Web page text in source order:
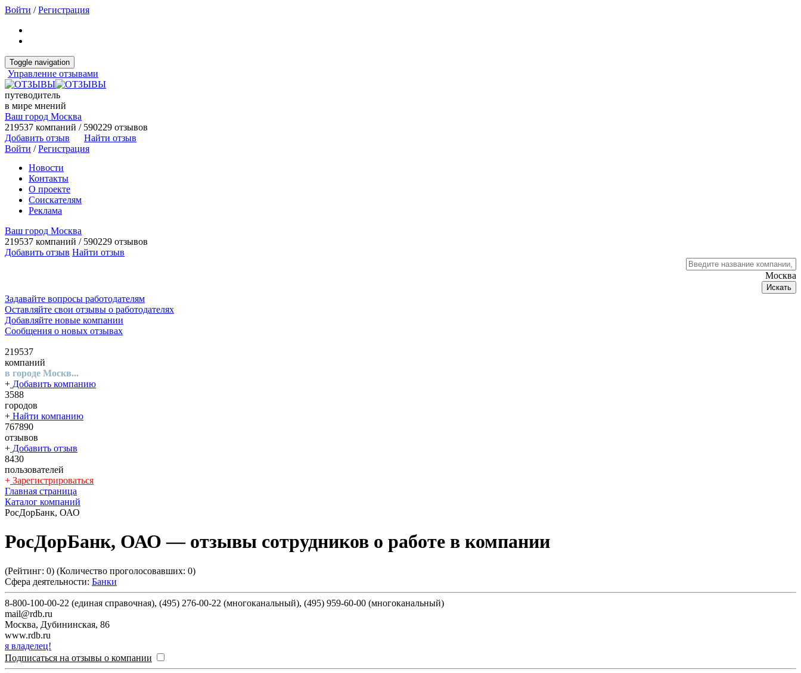
Войти /Регистрация
Toggle navigation
Управление отзывами
путеводитель
в мире мнений
Ваш город Москва
219537 компаний / 590229 отзывов
Добавить отзыв
Найти отзыв
Войти /Регистрация
Новости
Контакты
О проекте
Соискателям
Реклама
Ваш город Москва
219537 компаний / 590229 отзывов
Добавить отзыв Найти отзыв
Москва
Искать
Задавайте вопросы работодателям
Оставляйте свои отзывы о работодателях
Добавляйте новые компании
Сообщения о новых отзывах
219537
компаний
в городе Москв...
+ Добавить компанию
3588
городов
+ Найти компанию
767890
отзывов
+ Добавить отзыв
8430
пользователей
+ Зарегистрироваться
Главная страница
Каталог компаний
РосДорБанк, ОАО
РосДорБанк, ОАО — отзывы сотрудников о работе в компании
(Рейтинг: 0) (Количество проголосовавших: 0)
Сфера деятельности: Банки
8-800-100-00-22 (единая справочная), (495) 276-00-22 (многоканальный), (495) 959-60-00 (многоканальный)
mail@rdb.ru
Москва, Дубининская, 86
www.rdb.ru
я владелец!
Подписаться на отзывы о компании